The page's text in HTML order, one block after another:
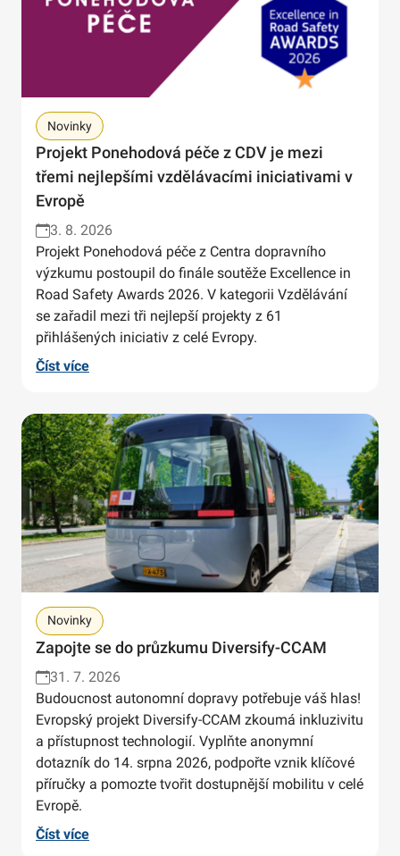
Novinky
Projekt Ponehodová péče z CDV je mezi
třemi nejlepšími vzdělávacími iniciativami v
Evropě
3. 8. 2026
Projekt Ponehodová péče z Centra dopravního
výzkumu postoupil do finále soutěže Excellence in
Road Safety Awards 2026. V kategorii Vzdělávání
se zařadil mezi tři nejlepší projekty z 61
přihlášených iniciativ z celé Evropy.
Číst více
Novinky
Zapojte se do průzkumu Diversify-CCAM
31. 7. 2026
Budoucnost autonomní dopravy potřebuje váš hlas!
Evropský projekt Diversify-CCAM zkoumá inkluzivitu
a přístupnost technologií. Vyplňte anonymní
dotazník do 14. srpna 2026, podpořte vznik klíčové
příručky a pomozte tvořit dostupnější mobilitu v celé
Evropě.
Číst více